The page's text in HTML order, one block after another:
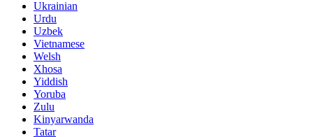
Ukrainian
Urdu
Uzbek
Vietnamese
Welsh
Xhosa
Yiddish
Yoruba
Zulu
Kinyarwanda
Tatar